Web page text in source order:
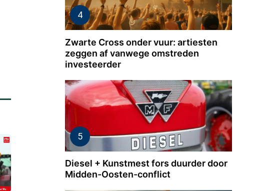
Zwarte Cross onder vuur: artiesten
zeggen af vanwege omstreden
investeerder
Diesel + Kunstmest fors duurder door
Midden-Oosten-conflict